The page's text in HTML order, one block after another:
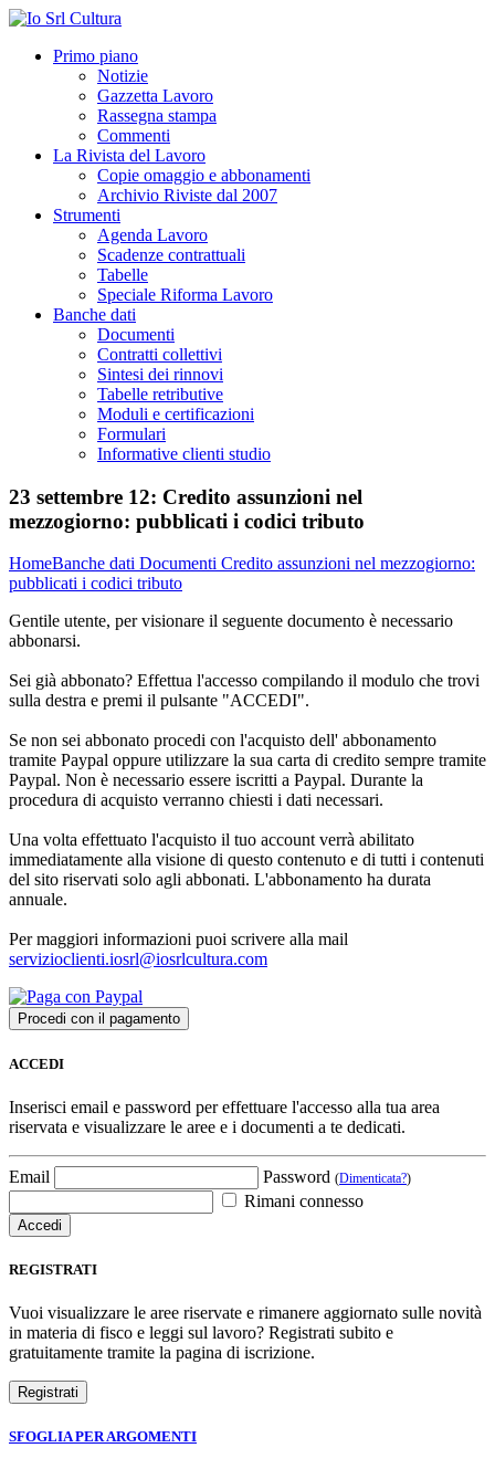
Primo piano
Notizie
Gazzetta Lavoro
Rassegna stampa
Commenti
La Rivista del Lavoro
Copie omaggio e abbonamenti
Archivio Riviste dal 2007
Strumenti
Agenda Lavoro
Scadenze contrattuali
Tabelle
Speciale Riforma Lavoro
Banche dati
Documenti
Contratti collettivi
Sintesi dei rinnovi
Tabelle retributive
Moduli e certificazioni
Formulari
Informative clienti studio
23 settembre 12: Credito assunzioni nel
mezzogiorno: pubblicati i codici tributo
HomeBanche dati Documenti Credito assunzioni nel mezzogiorno:
pubblicati i codici tributo
Gentile utente, per visionare il seguente documento è necessario
abbonarsi.
Sei già abbonato? Effettua l'accesso compilando il modulo che trovi
sulla destra e premi il pulsante "ACCEDI".
Se non sei abbonato procedi con l'acquisto dell' abbonamento
tramite Paypal oppure utilizzare la sua carta di credito sempre tramite
Paypal. Non è necessario essere iscritti a Paypal. Durante la
procedura di acquisto verranno chiesti i dati necessari.
Una volta effettuato l'acquisto il tuo account verrà abilitato
immediatamente alla visione di questo contenuto e di tutti i contenuti
del sito riservati solo agli abbonati. L'abbonamento ha durata
annuale.
Per maggiori informazioni puoi scrivere alla mail
servizioclienti.iosrl@iosrlcultura.com
ACCEDI
Inserisci email e password per effettuare l'accesso alla tua area
riservata e visualizzare le aree e i documenti a te dedicati.
Email Password (Dimenticata?)
Rimani connesso
REGISTRATI
Vuoi visualizzare le aree riservate e rimanere aggiornato sulle novità
in materia di fisco e leggi sul lavoro? Registrati subito e
gratuitamente tramite la pagina di iscrizione.
SFOGLIA PER ARGOMENTI